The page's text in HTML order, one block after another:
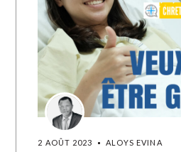
2 AOÛT 2023 ALOYS EVINA